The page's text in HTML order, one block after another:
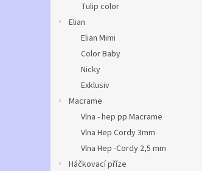
Tulip color
Elian
Elian Mimi
Color Baby
Nicky
Exklusiv
Macrame
Vlna - hep pp Macrame
Vlna Hep Cordy 3mm
Vlna Hep -Cordy 2,5 mm
Háčkovací příze